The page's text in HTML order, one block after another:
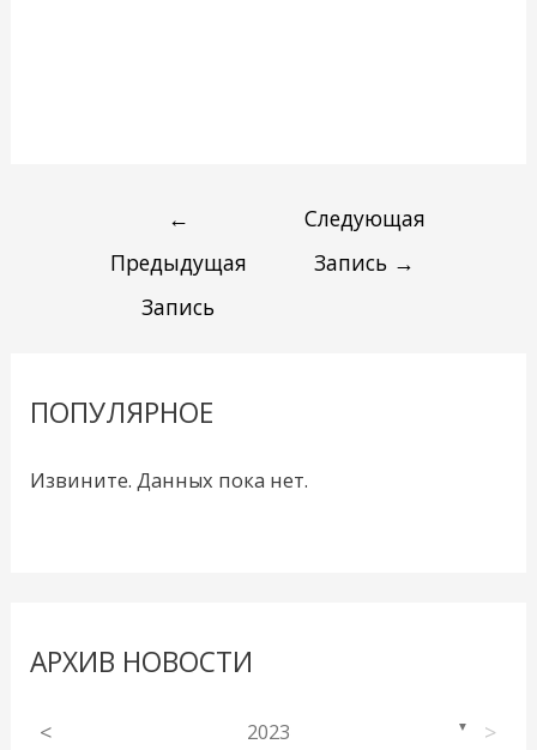
←
Предыдущая
Запись
Следующая
Запись →
ПОПУЛЯРНОЕ
Извините. Данных пока нет.
АРХИВ НОВОСТИ
< 2023 ▼ >